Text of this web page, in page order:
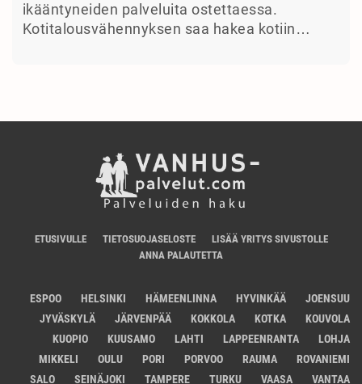
ikääntyneiden palveluita ostettaessa.
Kotitalousvähennyksen saa hakea kotiin…
ETUSIVULLE TIETOSUOJASELOSTE
LISÄÄ YRITYS SIVUSTOLLE
ANNA PALAUTETTA
ESPOO HELSINKI HÄMEENLINNA HYVINKÄÄ
JOENSUU
JYVÄSKYLÄ
JÄRVENPÄÄ KOKKOLA KOTKA
KOUVOLA
KUOPIO
KUUSAMO LAHTI LAPPEENRANTA
LOHJA
MIKKELI
OULU PORI PORVOO RAUMA
ROVANIEMI
SALO
SEINÄJOKI TAMPERE TURKU VAASA VANTAA